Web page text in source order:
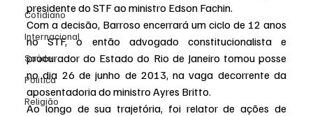
Cotidiano
Internacional
Saúde
Politica
Religião
presidente do STF ao ministro Edson Fachin.
Com a decisão, Barroso encerrará um ciclo de 12 anos
no STF, o então advogado constitucionalista e
procurador do Estado do Rio de Janeiro tomou posse
no dia 26 de junho de 2013, na vaga decorrente da
aposentadoria do ministro Ayres Britto.
Ao longo de sua trajetória, foi relator de ações de